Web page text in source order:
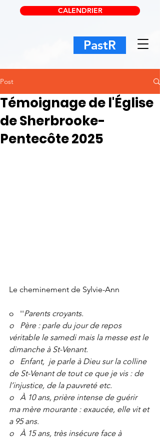
PastR
CALENDRIER
Post
Témoignage de l'Église
de Sherbrooke-
Pentecôte 2025
Le cheminement de Sylvie-Ann
o   ''Parents croyants.
o   Père : parle du jour de repos
véritable le samedi mais la messe est le
dimanche à St-Venant.
o   Enfant,  je parle à Dieu sur la colline
de St-Venant de tout ce que je vis : de
l’injustice, de la pauvreté etc.
o   À 10 ans, prière intense de guérir
ma mère mourante : exaucée, elle vit et
a 95 ans.
o   À 15 ans, très insécure face à